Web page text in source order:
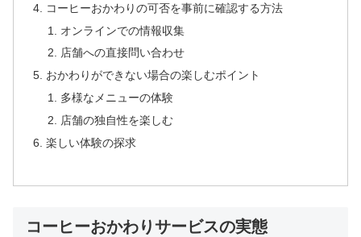
コーヒーおかわりの可否を事前に確認する方法
オンラインでの情報収集
店舗への直接問い合わせ
おかわりができない場合の楽しむポイント
多様なメニューの体験
店舗の独自性を楽しむ
楽しい体験の探求
コーヒーおかわりサービスの実態